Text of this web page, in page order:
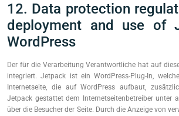
12. Data protection
deployment and use of
WordPress
Der für die Verarbeitung Verantwortliche hat auf
integriert. Jetpack ist ein WordPress-Plug-In,
Internetseite, die auf WordPress aufbaut,
Jetpack gestattet dem Internetseitenbetreiber unter
über die Besucher der Seite. Durch die Anzeige von